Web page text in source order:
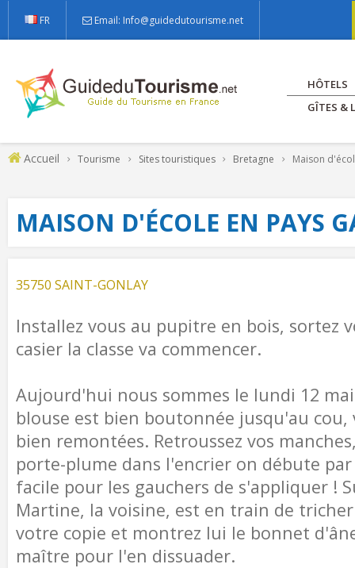
FR Email: Info@guidedutourisme.net
HÔTELS
GÎTES &
Accueil Tourisme Sites touristiques Bretagne Maison
MAISON D'ÉCOLE EN PAYS
35750 SAINT-GONLAY
Installez vous au pupitre en bois, sortez
casier la classe va commencer.
Aujourd'hui nous sommes le lundi 12
blouse est bien boutonnée jusqu'au cou,
bien remontées. Retroussez vos
porte-plume dans l'encrier on débute
facile pour les gauchers de s'appliquer !
Martine, la voisine, est en train de tricher
votre copie et montrez lui le bonnet
maître pour l'en dissuader.